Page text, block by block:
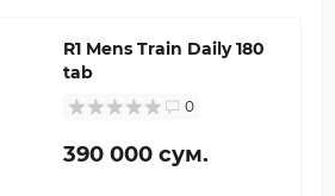
R1 Mens Train Daily 180
tab
0
390 000 сум.